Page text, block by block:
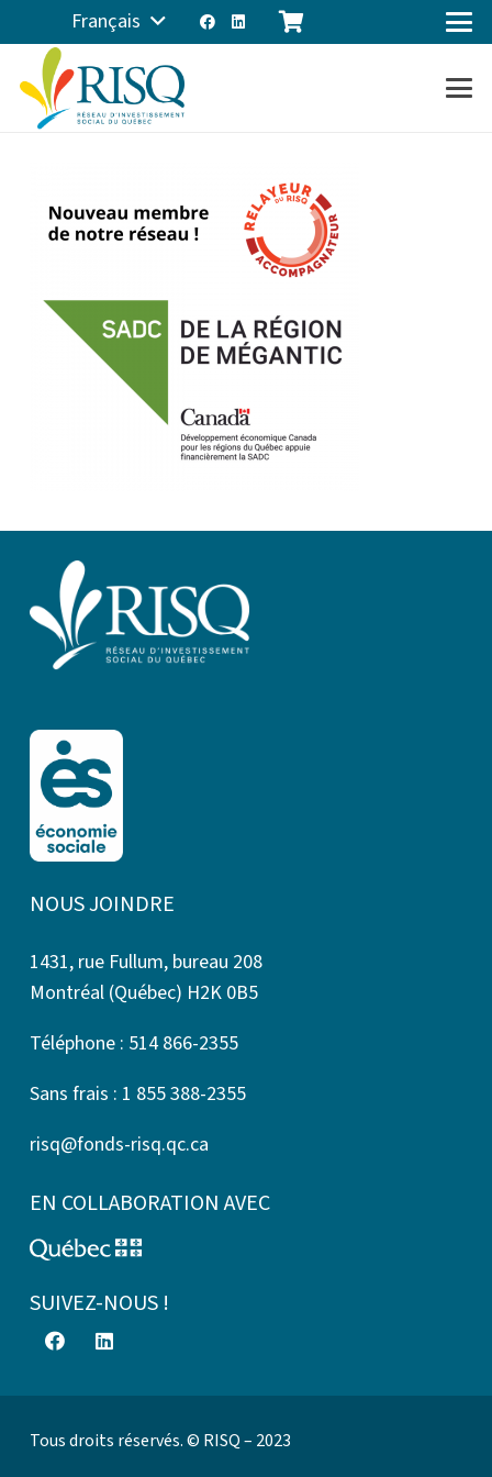
Français
NOUS JOINDRE
1431, rue Fullum, bureau 208
Montréal (Québec) H2K 0B5
Téléphone : 514 866-2355
Sans frais : 1 855 388-2355
risq@fonds-risq.qc.ca
EN COLLABORATION AVEC
SUIVEZ-NOUS !
Tous droits réservés. © RISQ – 2023